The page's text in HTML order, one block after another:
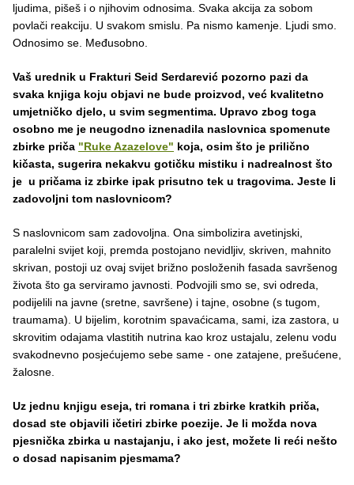
ljudima, pišeš i o njihovim odnosima. Svaka akcija za sobom
povlači reakciju. U svakom smislu. Pa nismo kamenje. Ljudi smo.
Odnosimo se. Međusobno.
Vaš urednik u Frakturi Seid Serdarević pozorno pazi da
svaka knjiga koju objavi ne bude proizvod, već kvalitetno
umjetničko djelo, u svim segmentima. Upravo zbog toga
osobno me je neugodno iznenadila naslovnica spomenute
zbirke priča "Ruke Azazelove" koja, osim što je prilično
kičasta, sugerira nekakvu gotičku mistiku i nadrealnost što
je u pričama iz zbirke ipak prisutno tek u tragovima. Jeste li
zadovoljni tom naslovnicom?
S naslovnicom sam zadovoljna. Ona simbolizira avetinjski,
paralelni svijet koji, premda postojano nevidljiv, skriven, mahnito
skrivan, postoji uz ovaj svijet brižno posloženih fasada savršenog
života što ga serviramo javnosti. Podvojili smo se, svi odreda,
podijelili na javne (sretne, savršene) i tajne, osobne (s tugom,
traumama). U bijelim, korotnim spavaćicama, sami, iza zastora, u
skrovitim odajama vlastitih nutrina kao kroz ustajalu, zelenu vodu
svakodnevno posjećujemo sebe same - one zatajene, prešućene,
žalosne.
Uz jednu knjigu eseja, tri romana i tri zbirke kratkih priča,
dosad ste objavili ičetiri zbirke poezije. Je li možda nova
pjesnička zbirka u nastajanju, i ako jest, možete li reći nešto
o dosad napisanim pjesmama?